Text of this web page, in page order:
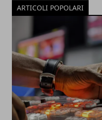
ARTICOLI POPOLARI